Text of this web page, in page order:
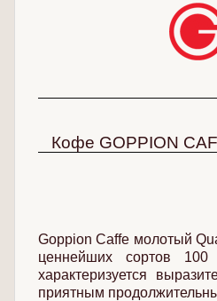
Кофе GOPPION
Goppion Caffe молотый
ценнейших сортов 100
характеризуется
приятным